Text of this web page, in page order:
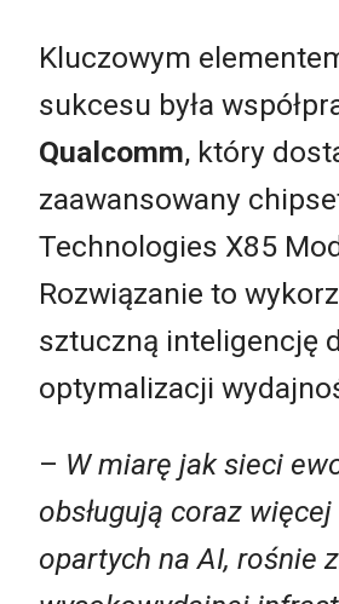
Kluczowym
sukcesu była
Qualcomm, który
zaawansowany
Technologies X85
Rozwiązanie to
sztuczną inteligencję
optymalizacji
– W miarę jak sieci
obsługują coraz więcej
opartych na AI, rośnie